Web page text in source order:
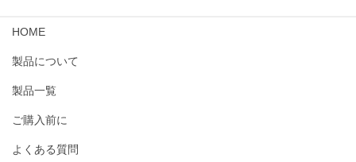
HOME
製品について
製品一覧
ご購入前に
よくある質問